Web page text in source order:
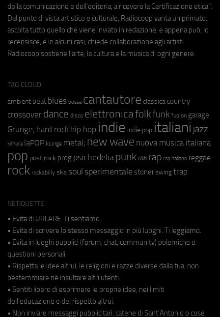
della comunicazione e dell'editoria, a ricevere la Certificazione etica".
Dal punto di vista artistico e culturale, Radiocoop vanta un primato:
ascolta tutto quello che viene inviato in redazione, e appena può, lo
recensisce, e in alcuni casi, chiede collaborazione agli artisti.
Radiocoop sostiene l'arte, la cultura e la musica di ogni genere.
TAG CLOUD
ambient beat blues bossa cantautore classica country
crossover dance disco elettronicafolkfunk fusion garage
Grunge; hard rock hip hop indie indie pop italiani jazz
kimura laPOP lounge metal; new wave nuova musica italiana
pop post rock prog psichedeliapunk r&b rap rap italiano reggae
rock rockabilly ska soul sperimentale stoner swing trap
NETIQUETTE
• Evita di URLARE. Ti sentiamo.
• Evita di scrivere lo stesso messaggio in più luoghi. Ti leggiamo.
• Evita in luoghi pubblici (forum, chat, community) polemiche e
questioni personali.
• Rispetta le idee altrui, le religioni e razze diverse dalla tua, non
bestemmiare né insultare altri utenti.
• Sentiti libero di esprimere le proprie idee, nei limiti
dell'educazione e del rispetto altrui.
• Non inviare messaggi pubblicitari, catene di Sant'Antonio o cose